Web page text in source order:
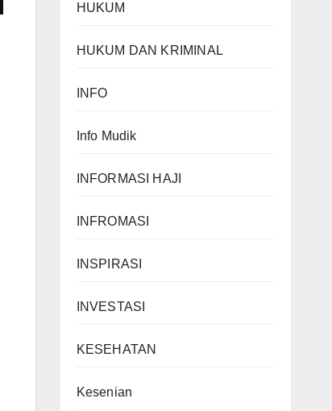
HUKUM
HUKUM DAN KRIMINAL
INFO
Info Mudik
INFORMASI HAJI
INFROMASI
INSPIRASI
INVESTASI
KESEHATAN
Kesenian